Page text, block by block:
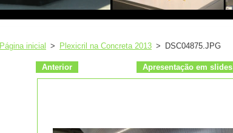
Página inicial > Plexicril na Concreta 2013 > DSC04875.JPG
Anterior Apresentação em slides